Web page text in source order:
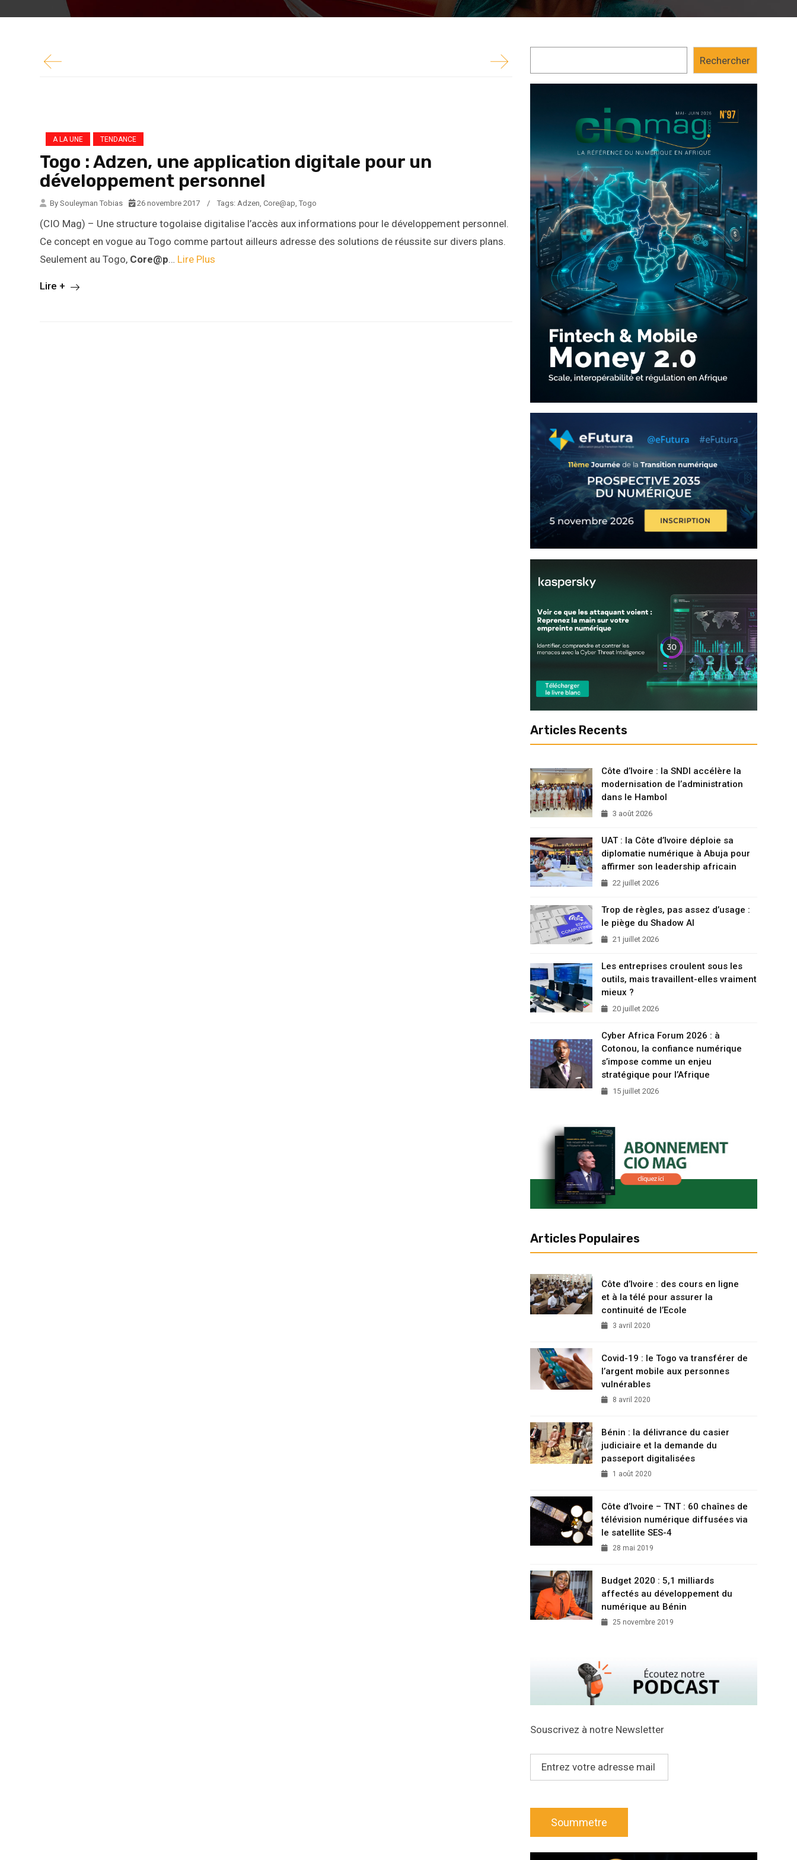
personnel. Ce concept en vogue au Togo comme partout ailleurs adresse des solutions de
réussite sur divers plans. Seulement au Togo,...
A LA UNE TENDANCE
Togo : Adzen, une application digitale pour un
développement personnel
By Souleyman Tobias 26 novembre 2017 / Tags: Adzen, Core@ap, Togo
(CIO Mag) – Une structure togolaise digitalise l’accès aux informations pour le développement personnel.
Ce concept en vogue au Togo comme partout ailleurs adresse des solutions de réussite sur divers plans.
Seulement au Togo, Core@p… Lire Plus
Lire +
Rechercher
Articles Recents
Côte d’Ivoire : la SNDI accélère la
modernisation de l’administration
dans le Hambol
3 août 2026
UAT : la Côte d’Ivoire déploie sa
diplomatie numérique à Abuja pour
affirmer son leadership africain
22 juillet 2026
Trop de règles, pas assez d’usage :
le piège du Shadow AI
21 juillet 2026
Les entreprises croulent sous les
outils, mais travaillent-elles vraiment
mieux ?
20 juillet 2026
Cyber Africa Forum 2026 : à
Cotonou, la confiance numérique
s’impose comme un enjeu
stratégique pour l’Afrique
15 juillet 2026
Articles Populaires
Côte d’Ivoire : des cours en ligne
et à la télé pour assurer la
continuité de l’Ecole
3 avril 2020
Covid-19 : le Togo va transférer de
l’argent mobile aux personnes
vulnérables
8 avril 2020
Bénin : la délivrance du casier
judiciaire et la demande du
passeport digitalisées
1 août 2020
Côte d’Ivoire – TNT : 60 chaînes de
télévision numérique diffusées via
le satellite SES-4
28 mai 2019
Budget 2020 : 5,1 milliards
affectés au développement du
numérique au Bénin
25 novembre 2019
Souscrivez à notre Newsletter